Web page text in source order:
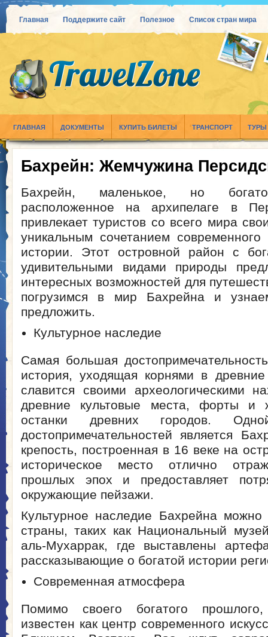
Главная Поддержите сайт Полезное Список стран мира
ГЛАВНАЯ ДОКУМЕНТЫ КУПИТЬ БИЛЕТЫ ТРАНСПОРТ ТУРЫ
Бахрейн: Жемчужина
Бахрейн, маленькое, но
расположенное на архипелаге в
привлекает туристов со всего мира
уникальным сочетанием
истории. Этот островной район с
удивительными видами природы
интересных возможностей для
погрузимся в мир Бахрейна и
предложить.
Культурное наследие
Самая большая
история, уходящая корнями в
славится своими археологическими
древние культовые места, форты и
останки древних городов.
достопримечательностей является
крепость, построенная в 16 веке на
историческое место отлично
прошлых эпох и предоставляет
окружающие пейзажи.
Культурное наследие Бахрейна можно
страны, таких как Национальный
аль-Мухаррак, где выставлены
рассказывающие о богатой истории
Современная атмосфера
Помимо своего богатого
известен как центр современного